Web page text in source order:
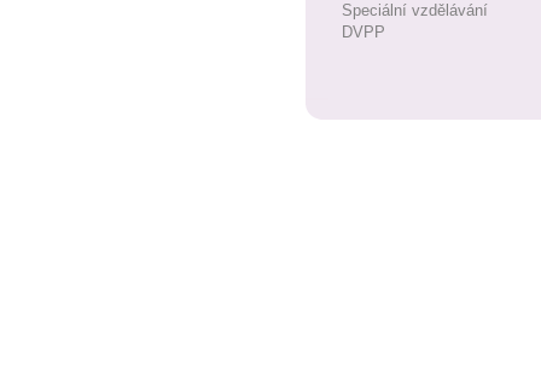
Speciální vzdělávání
DVPP